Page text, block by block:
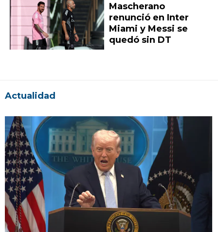
Mascherano
renunció en Inter
Miami y Messi se
quedó sin DT
Actualidad